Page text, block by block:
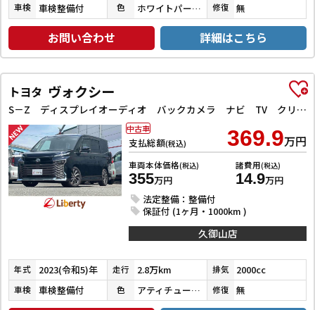
車検 車検整備付 色 ホワイトパール３コートパール 修復 無
お問い合わせ 詳細はこちら
トヨタ ヴォクシー
S－Z ディスプレイオーディオ バックカメラ ナビ TV クリアランスソナー オートクルーズコントロール レーンアシスト 衝突被害軽減システム 両側電動スライドドア オートマチックハイビーム オートライト
支払総額(税込) 369.9万円
車両本体価格(税込)
355万円
諸費用(税込)
14.9万円
法定整備：整備付
保証付 (1ヶ月・1000km )
中古車
久御山店
年式 2023(令和5)年 走行 2.8万km 排気 2000cc
車検 車検整備付 色 アティチュードブラックマイカ 修復 無